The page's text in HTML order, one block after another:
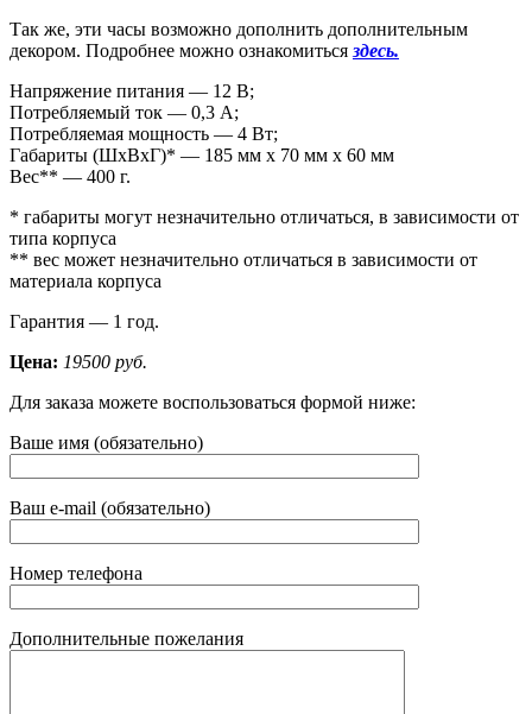
Так же, эти часы возможно дополнить дополнительным
декором. Подробнее можно ознакомиться здесь.
Напряжение питания — 12 В;
Потребляемый ток — 0,3 А;
Потребляемая мощность — 4 Вт;
Габариты (ШxВxГ)* — 185 мм x 70 мм x 60 мм
Вес** — 400 г.
* габариты могут незначительно отличаться, в зависимости от
типа корпуса
** вес может незначительно отличаться в зависимости от
материала корпуса
Гарантия — 1 год.
Цена: 19500 руб.
Для заказа можете воспользоваться формой ниже:
Ваше имя (обязательно)
Ваш e-mail (обязательно)
Номер телефона
Дополнительные пожелания